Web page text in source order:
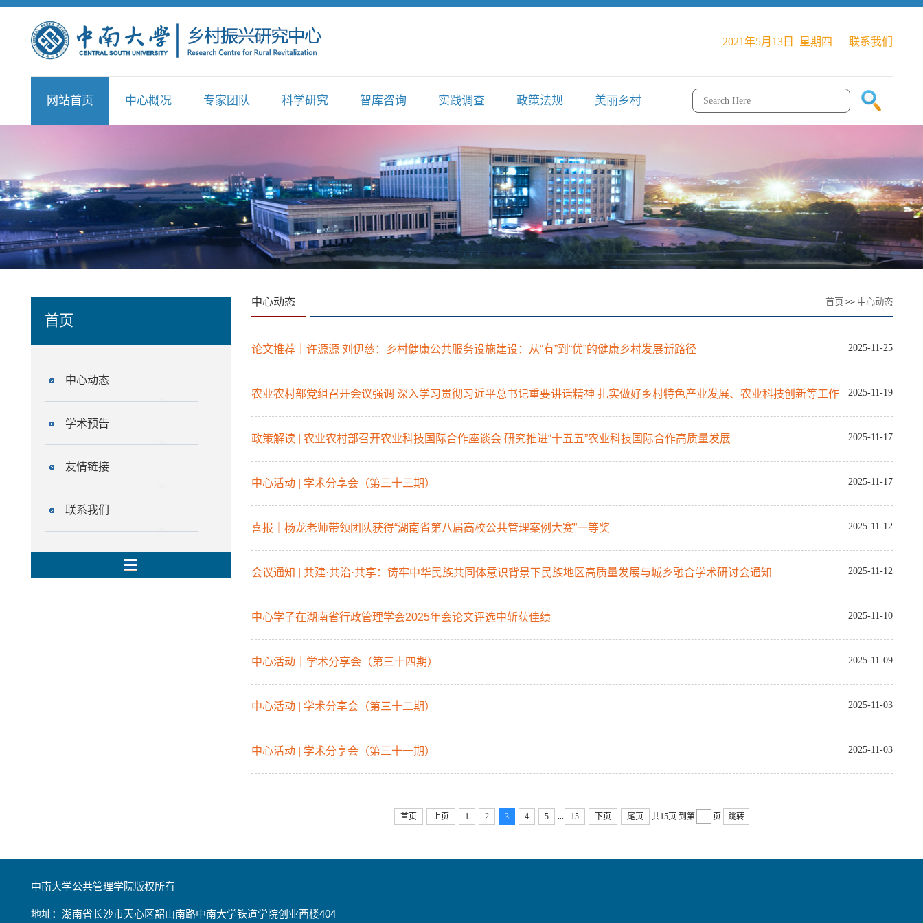
2021年5月13日 星期四 联系我们
网站首页 中心概况 专家团队 科学研究 智库咨询 实践调查 政策法规 美丽乡村
首页
中心动态
学术预告
友情链接
联系我们
中心动态 首页 >> 中心动态
论文推荐｜许源源 刘伊慈：乡村健康公共服务设施建设：从“有”到“优”的健康乡村发展新路径 2025-11-25
农业农村部党组召开会议强调 深入学习贯彻习近平总书记重要讲话精神 扎实做好乡村特色产业发展、农业科技创新等工作 2025-11-19
政策解读 | 农业农村部召开农业科技国际合作座谈会 研究推进“十五五”农业科技国际合作高质量发展 2025-11-17
中心活动 | 学术分享会（第三十三期） 2025-11-17
喜报｜杨龙老师带领团队获得“湖南省第八届高校公共管理案例大赛”一等奖 2025-11-12
会议通知 | 共建·共治·共享：铸牢中华民族共同体意识背景下民族地区高质量发展与城乡融合学术研讨会通知 2025-11-12
中心学子在湖南省行政管理学会2025年会论文评选中斩获佳绩 2025-11-10
中心活动｜学术分享会（第三十四期） 2025-11-09
中心活动 | 学术分享会（第三十二期） 2025-11-03
中心活动 | 学术分享会（第三十一期） 2025-11-03
首页 上页 1 2 3 4 5 15 下页 尾页 共15页 到第 页 跳转
中南大学公共管理学院版权所有
地址：湖南省长沙市天心区韶山南路中南大学铁道学院创业西楼404